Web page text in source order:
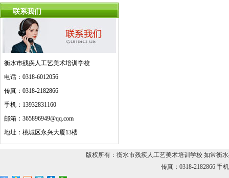
联系我们
衡水市残疾人工艺美术培训学校
电话：0318-6012056
传真：0318-2182866
手机：13932831160
邮箱：365896949@qq.com
地址：桃城区永兴大厦13楼
版权所有：衡水市残疾人工艺美术培训学校 如常衡
传真：0318-2182866 手